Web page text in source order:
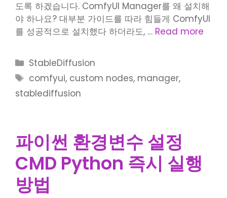
도록 하겠습니다. ComfyUI Manager를 왜 설치해
야 하나요? 대부분 가이드를 따라 힘들게 ComfyUI
를 성공적으로 설치했다 하더라도, … Read more
Categories
StableDiffusion
Tags
comfyui, custom nodes, manager,
stablediffusion
파이썬 환경변수 설정
CMD Python 즉시 실행
방법